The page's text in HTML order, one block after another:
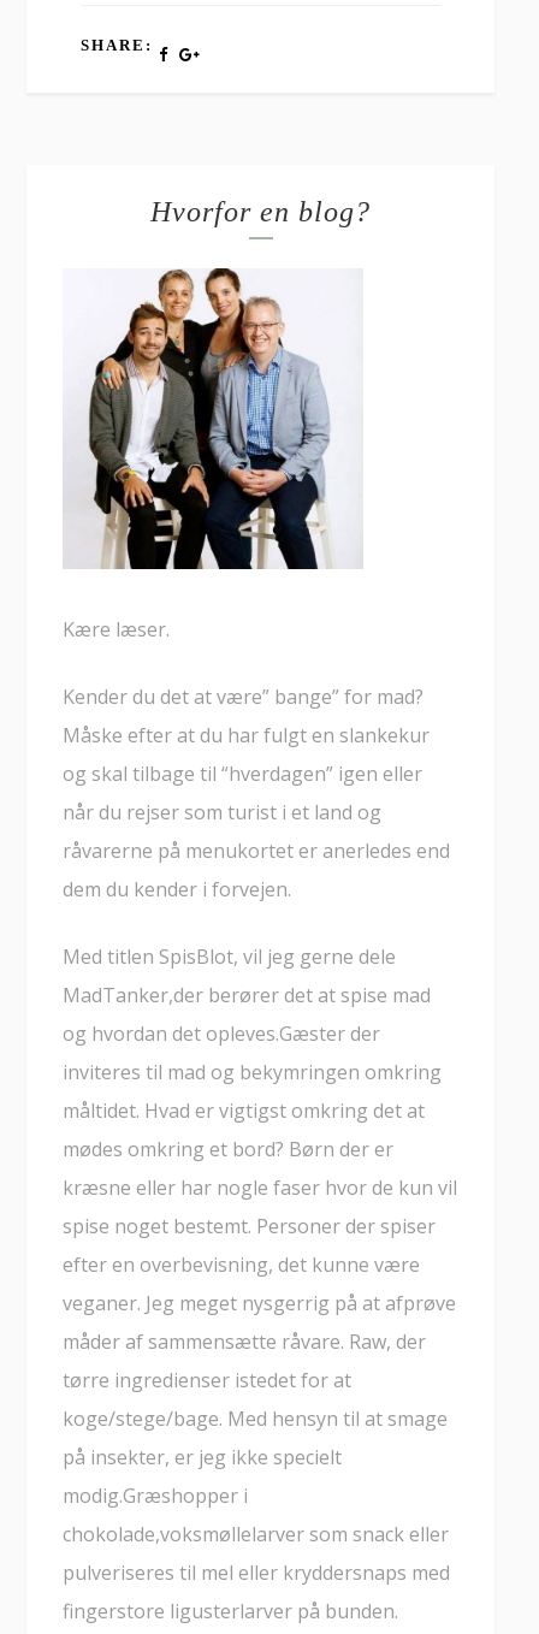
SHARE:
Hvorfor en blog?
Kære læser.
Kender du det at være” bange” for mad?
Måske efter at du har fulgt en slankekur
og skal tilbage til “hverdagen” igen eller
når du rejser som turist i et land og
råvarerne på menukortet er anerledes end
dem du kender i forvejen.
Med titlen SpisBlot, vil jeg gerne dele
MadTanker,der berører det at spise mad
og hvordan det opleves.Gæster der
inviteres til mad og bekymringen omkring
måltidet. Hvad er vigtigst omkring det at
mødes omkring et bord? Børn der er
kræsne eller har nogle faser hvor de kun vil
spise noget bestemt. Personer der spiser
efter en overbevisning, det kunne være
veganer. Jeg meget nysgerrig på at afprøve
måder af sammensætte råvare. Raw, der
tørre ingredienser istedet for at
koge/stege/bage. Med hensyn til at smage
på insekter, er jeg ikke specielt
modig.Græshopper i
chokolade,voksmøllelarver som snack eller
pulveriseres til mel eller kryddersnaps med
fingerstore ligusterlarver på bunden.